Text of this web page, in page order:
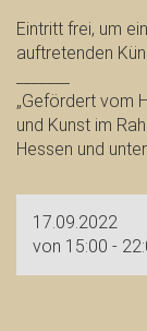
Eintritt frei, um
auftretenden
„Gefördert vom
und Kunst im
Hessen und
17.09.2022
von 15:00 -